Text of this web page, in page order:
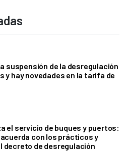
suspensión de la desregulación
y hay novedades en la tarifa de
el servicio de buques y puertos:
acuerda con los prácticos y
decreto de desregulación